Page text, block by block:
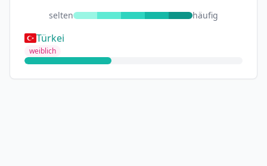
selten häufig
Türkei
weiblich